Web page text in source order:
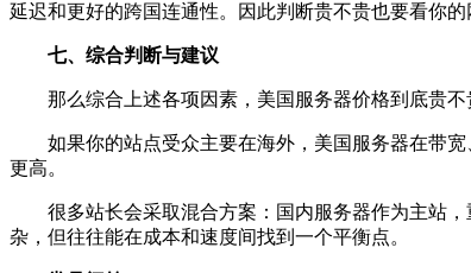
延迟和更好的跨国连通性。因此判断贵不贵也要看你
七、综合判断与建议
那么综合上述各项因素，美国服务器价格到底贵不
如果你的站点受众主要在海外，美国服务器在带宽
更高。
很多站长会采取混合方案：国内服务器作为主站，
杂，但往往能在成本和速度间找到一个平衡点。